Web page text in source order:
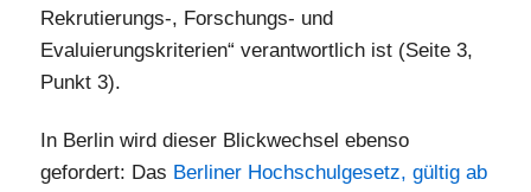
Rekrutierungs-, Forschungs- und
Evaluierungskriterien“ verantwortlich ist (Seite 3,
Punkt 3).
In Berlin wird dieser Blickwechsel ebenso
gefordert: Das Berliner Hochschulgesetz, gültig ab